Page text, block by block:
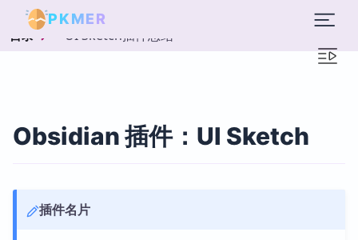
PKMER
目录 UI Sketch插件总结
Obsidian 插件：UI Sketch
插件名片